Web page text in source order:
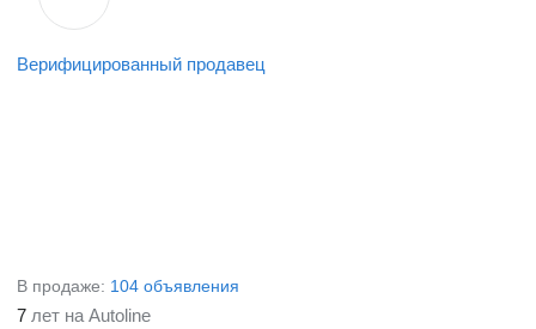
Верифицированный продавец
В продаже: 104 объявления
7 лет на Autoline